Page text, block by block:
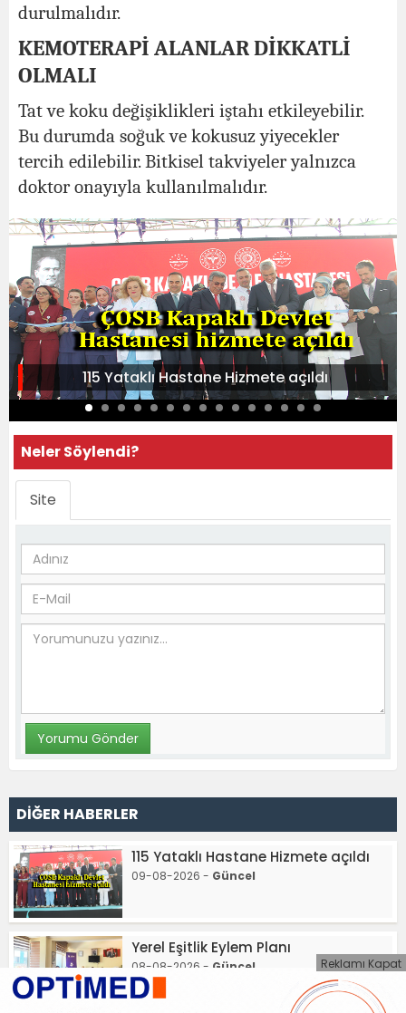
durulmalıdır.
KEMOTERAPİ ALANLAR DİKKATLİ
OLMALI
Tat ve koku değişiklikleri iştahı etkileyebilir.
Bu durumda soğuk ve kokusuz yiyecekler
tercih edilebilir. Bitkisel takviyeler yalnızca
doktor onayıyla kullanılmalıdır.
115 Yataklı Hastane Hizmete açıldı
Neler Söylendi?
Site
DİĞER HABERLER
115 Yataklı Hastane Hizmete açıldı
09-08-2026 - Güncel
Yerel Eşitlik Eylem Planı
08-08-2026 - Güncel Reklamı Kapat